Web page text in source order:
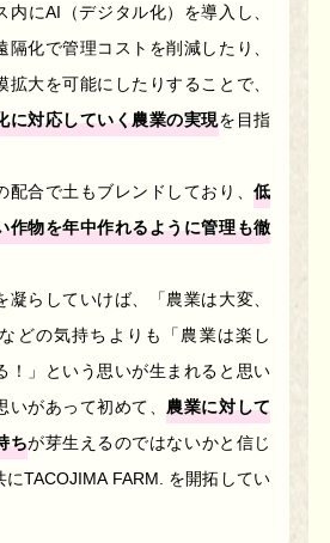
内にAI（デジタル化）を導入し、
隔化で管理コストを削減したり、
拡大を可能にしたりすることで、
に対応していく農業の実現を目指
配合で土もブレンドしており、低
作物を年中作れるように管理も徹
凝らしていけば、「農業は大変、
どの気持ちよりも「農業は楽し
！」という思いが生まれると思い
いがあって初めて、農業に対して
ちが芽生えるのではないかと信じ
TACOJIMA FARM. を開拓してい